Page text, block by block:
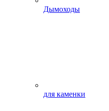
Дымоходы
для каменки